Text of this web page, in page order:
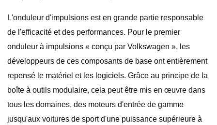
L'onduleur d'impulsions est en grande partie responsable
de l'efficacité et des performances. Pour le premier
onduleur à impulsions « conçu par Volkswagen », les
développeurs de ces composants de base ont entièrement
repensé le matériel et les logiciels. Grâce au principe de la
boîte à outils modulaire, cela peut être mis en œuvre dans
tous les domaines, des moteurs d'entrée de gamme
jusqu'aux voitures de sport d'une puissance supérieure à